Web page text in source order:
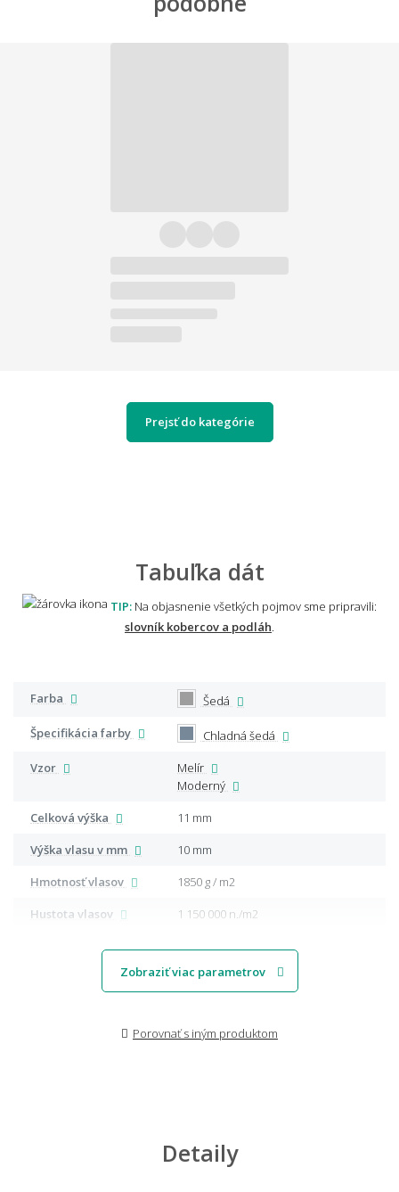
Prejsť do kategórie
Tabuľka dát
TIP: Na objasnenie všetkých pojmov sme pripravili:
slovník kobercov a podláh
Farba
Šedá
Špecifikácia farby
Chladná šedá
Vzor
Melír
Moderný
Celková výška
11 mm
Výška vlasu v mm
10 mm
Hmotnosť vlasov
1850 g / m2
Hustota vlasov
1 150 000 n./m2
Zobraziť viac parametrov
Porovnať s iným produktom
Detaily